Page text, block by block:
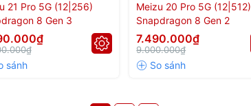
21 Pro 5G (12|256)
8 Gen 3
Meizu 20 Pro 5G (12|512)
Snapdragon 8 Gen 2
7.490.000₫
9.000.000₫